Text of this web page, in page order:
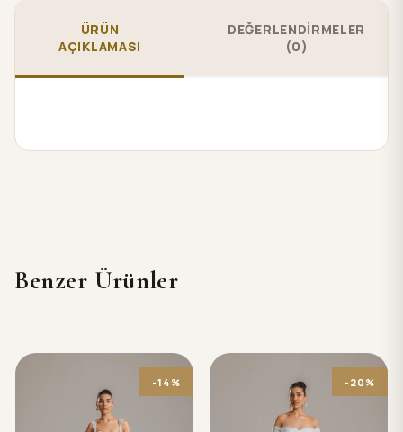
ÜRÜN
AÇIKLAMASI
DEĞERLENDİRMELER
(0)
Benzer Ürünler
-14% -20%